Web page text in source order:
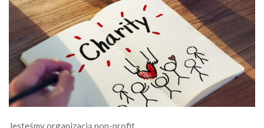
Jesteśmy organizacją non-profit